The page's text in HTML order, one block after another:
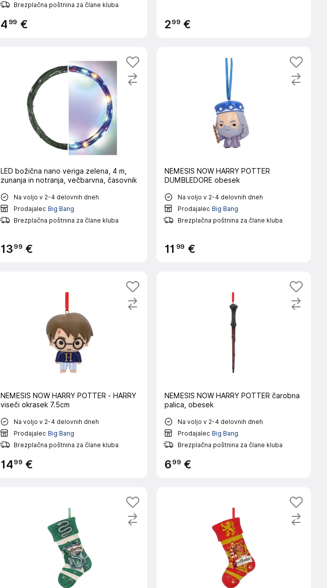
Brezplačna poštnina za člane kluba
4 99 € 299 €
LED božična nano veriga zelena, 4 m,
zunanja in notranja, večbarvna, časovnik
Na voljo v 2-4 delovnih dneh
Prodajalec Big Bang
Brezplačna poštnina za člane kluba
1399 €
NEMESIS NOW HARRY POTTER
DUMBLEDORE obesek
Na voljo v 2-4 delovnih dneh
Prodajalec Big Bang
Brezplačna poštnina za člane kluba
11 99 €
NEMESIS NOW HARRY POTTER - HARRY
viseči okrasek 7.5cm
Na voljo v 2-4 delovnih dneh
Prodajalec Big Bang
Brezplačna poštnina za člane kluba
1499 €
NEMESIS NOW HARRY POTTER čarobna
palica, obesek
Na voljo v 2-4 delovnih dneh
Prodajalec Big Bang
Brezplačna poštnina za člane kluba
699 €